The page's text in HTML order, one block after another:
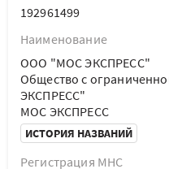
192961499
Наименование
ООО "МОС ЭКСПРЕСС"
Общество с
ЭКСПРЕСС"
МОС ЭКСПРЕСС
ИСТОРИЯ НАЗВАНИЙ
Регистрация МНС